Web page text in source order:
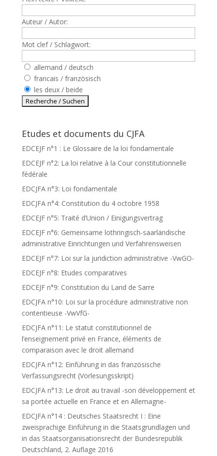
Auteur / Autor:
Mot clef / Schlagwort:
allemand / deutsch
francais / französisch
les deux / beide
Etudes et documents du CJFA
EDCEJF n°1 : Le Glossaire de la loi fondamentale
EDCEJF n°2: La loi relative à la Cour constitutionnelle
fédérale
EDCJFA n°3: Loi fondamentale
EDCJFA n°4: Constitution du 4 octobre 1958
EDCEJF n°5: Traité d’Union / Einigungsvertrag
EDCEJF n°6: Gemeinsame lothringisch-saarländische
administrative Einrichtungen und Verfahrensweisen
EDCEJF n°7: Loi sur la juridiction administrative -VwGO-
EDCEJF n°8: Etudes comparatives
EDCEJF n°9: Constitution du Land de Sarre
EDCJFA n°10: Loi sur la procédure administrative non
contentieuse -VwVfG-
EDCJFA n°11: Le statut constitutionnel de
l’enseignement privé en France, éléments de
comparaison avec le droit allemand
EDCJFA n°12: Einführung in das französische
Verfassungsrecht (Vorlesungsskript)
EDCJFA n°13: Le droit au travail -son développement et
sa portée actuelle en France et en Allemagne-
EDCJFA n°14 : Deutsches Staatsrecht I : Eine
zweisprachige Einführung in die Staatsgrundlagen und
in das Staatsorganisationsrecht der Bundesrepublik
Deutschland, 2. Auflage 2016